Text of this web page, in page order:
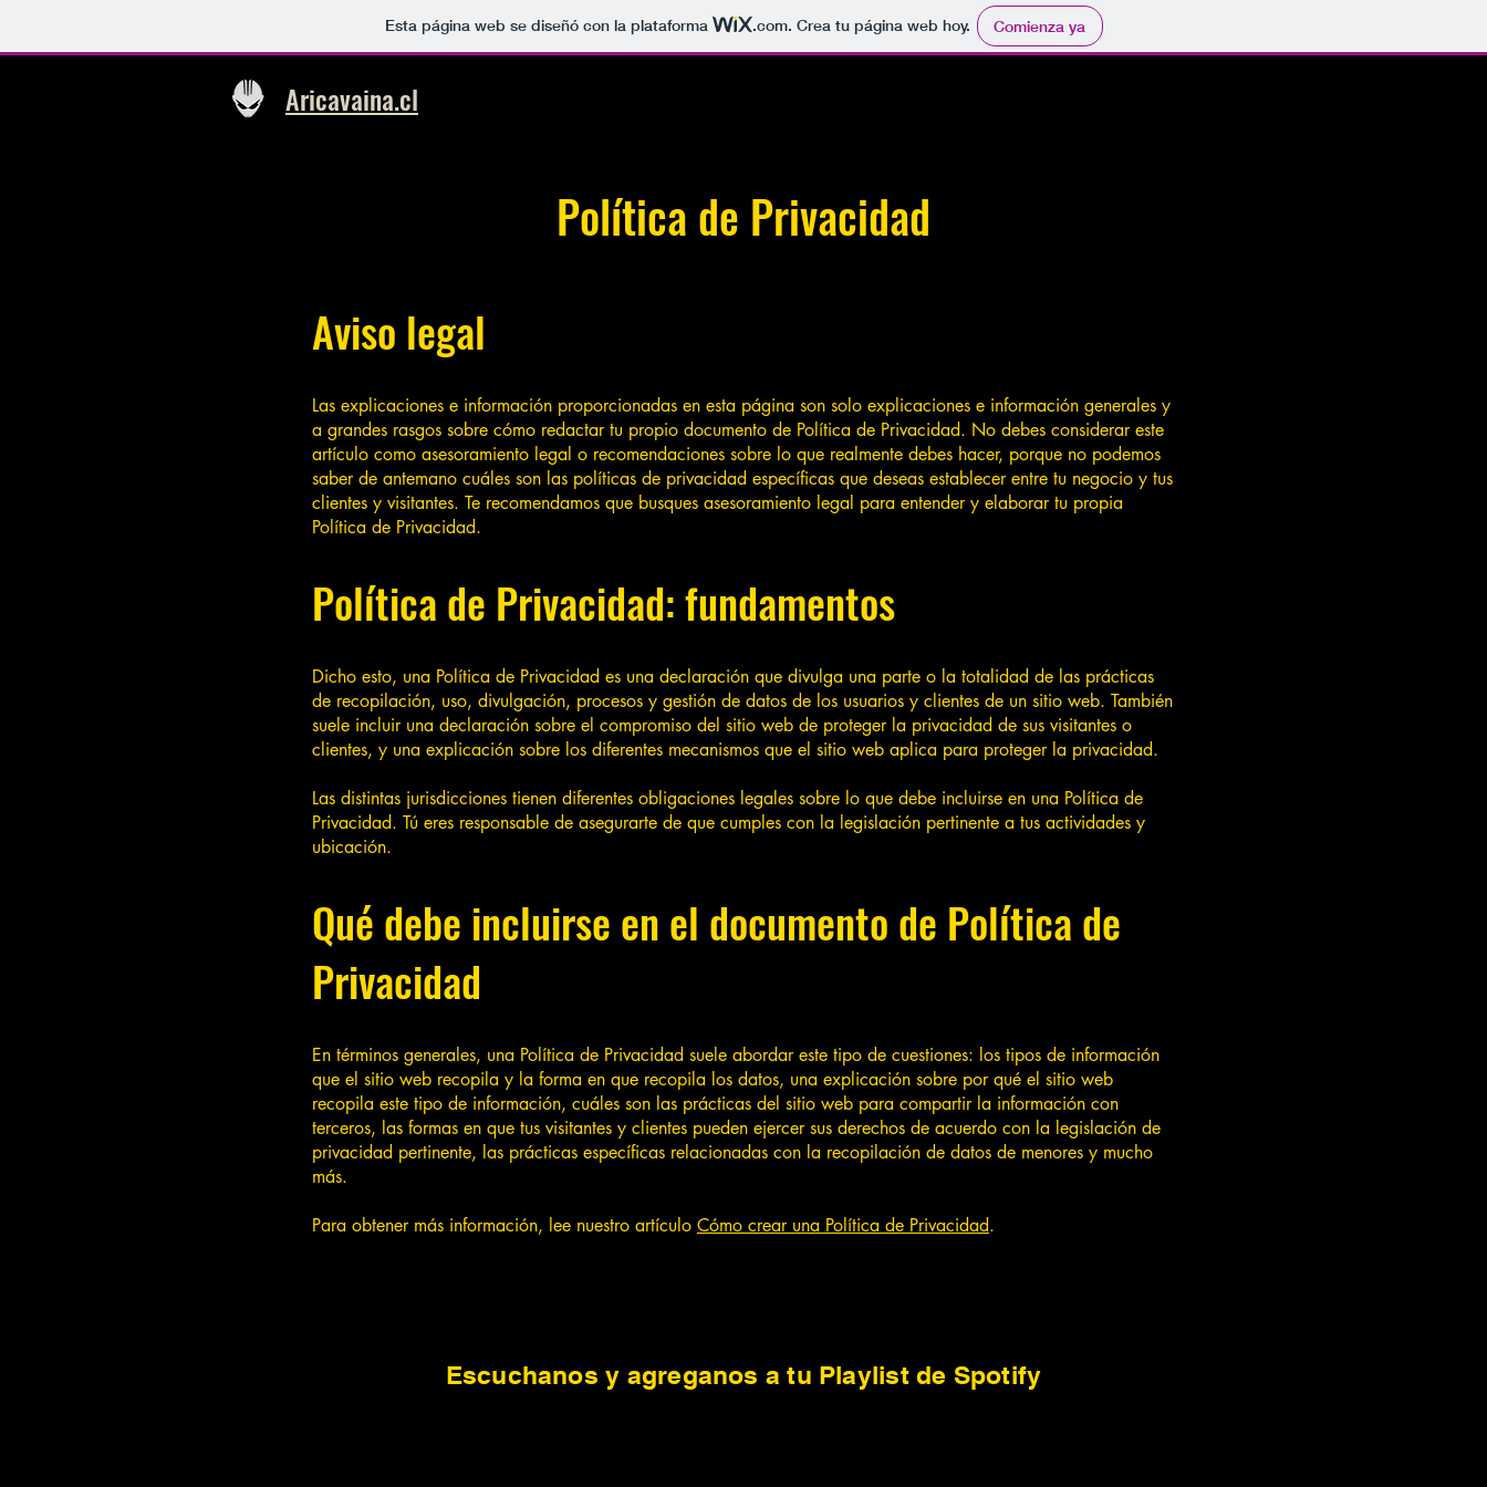
Esta página web se diseñó con la plataforma .com. Crea tu página web hoy. Comienza ya
Aricavaina.cl
Política de Privacidad
Aviso legal
Las explicaciones e información proporcionadas en esta página son solo explicaciones e información generales y
a grandes rasgos sobre cómo redactar tu propio documento de Política de Privacidad. No debes considerar este
artículo como asesoramiento legal o recomendaciones sobre lo que realmente debes hacer, porque no podemos
saber de antemano cuáles son las políticas de privacidad específicas que deseas establecer entre tu negocio y tus
clientes y visitantes. Te recomendamos que busques asesoramiento legal para entender y elaborar tu propia
Política de Privacidad.
Política de Privacidad: fundamentos
Dicho esto, una Política de Privacidad es una declaración que divulga una parte o la totalidad de las prácticas
de recopilación, uso, divulgación, procesos y gestión de datos de los usuarios y clientes de un sitio web. También
suele incluir una declaración sobre el compromiso del sitio web de proteger la privacidad de sus visitantes o
clientes, y una explicación sobre los diferentes mecanismos que el sitio web aplica para proteger la privacidad.
Las distintas jurisdicciones tienen diferentes obligaciones legales sobre lo que debe incluirse en una Política de
Privacidad. Tú eres responsable de asegurarte de que cumples con la legislación pertinente a tus actividades y
ubicación.
Qué debe incluirse en el documento de Política de
Privacidad
En términos generales, una Política de Privacidad suele abordar este tipo de cuestiones: los tipos de información
que el sitio web recopila y la forma en que recopila los datos, una explicación sobre por qué el sitio web
recopila este tipo de información, cuáles son las prácticas del sitio web para compartir la información con
terceros, las formas en que tus visitantes y clientes pueden ejercer sus derechos de acuerdo con la legislación de
privacidad pertinente, las prácticas específicas relacionadas con la recopilación de datos de menores y mucho
más.
Para obtener más información, lee nuestro artículo Cómo crear una Política de Privacidad.
Escuchanos y agreganos a tu Playlist de Spotify